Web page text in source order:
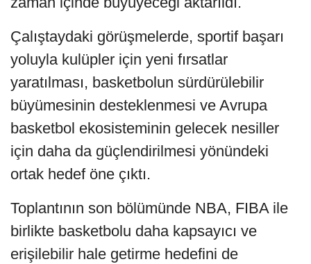
Çalıştaydaki görüşmelerde, sportif başarı
yoluyla kulüpler için yeni fırsatlar
yaratılması, basketbolun sürdürülebilir
büyümesinin desteklenmesi ve Avrupa
basketbol ekosisteminin gelecek nesiller
için daha da güçlendirilmesi yönündeki
ortak hedef öne çıktı.
Toplantının son bölümünde NBA, FIBA ile
birlikte basketbolu daha kapsayıcı ve
erişilebilir hale getirme hedefini de